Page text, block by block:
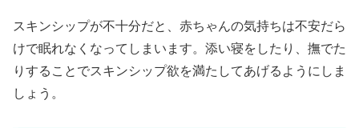
スキンシップが不十分だと、赤ちゃんの気持ちは不安だら
けで眠れなくなってしまいます。添い寝をしたり、撫でた
りすることでスキンシップ欲を満たしてあげるようにしま
しょう。